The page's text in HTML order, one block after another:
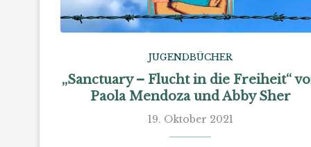
JUGENDBÜCHER
„Sanctuary – Flucht in die Freiheit“
Paola Mendoza und Abby Sher
19. Oktober 2021